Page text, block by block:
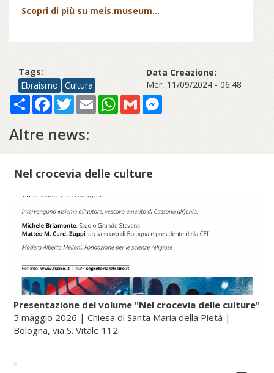
Scopri di più su meis.museum...
Tags:
Ebraismo
Cultura
Data Creazione:
Mer, 11/09/2024 - 06:48
Share Facebook
TwitterEmail WhatsApp
Gmail
Altre news:
Nel crocevia delle culture
Presentazione del volume "Nel crocevia delle culture"
5 maggio 2026 | Chiesa di Santa Maria della Pietà |
Bologna, via S. Vitale 112